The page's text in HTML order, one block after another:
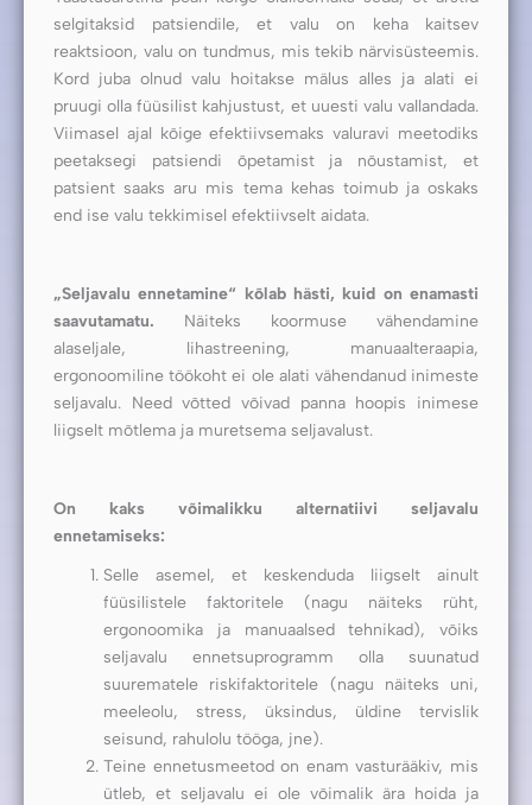
selgitaksid patsiendile, et valu on keha kaitsev
reaktsioon, valu on tundmus, mis tekib närvisüsteemis.
Kord juba olnud valu hoitakse mälus alles ja alati ei
pruugi olla füüsilist kahjustust, et uuesti valu vallandada.
Viimasel ajal kõige efektiivsemaks valuravi meetodiks
peetaksegi patsiendi õpetamist ja nõustamist, et
patsient saaks aru mis tema kehas toimub ja oskaks
end ise valu tekkimisel efektiivselt aidata.
„Seljavalu ennetamine“ kõlab hästi, kuid on enamasti
saavutamatu. Näiteks koormuse vähendamine
alaseljale, lihastreening, manuaalteraapia,
ergonoomiline töökoht ei ole alati vähendanud inimeste
seljavalu. Need võtted võivad panna hoopis inimese
liigselt mõtlema ja muretsema seljavalust.
On kaks võimalikku alternatiivi seljavalu
ennetamiseks:
Selle asemel, et keskenduda liigselt ainult
füüsilistele faktoritele (nagu näiteks rüht,
ergonoomika ja manuaalsed tehnikad), võiks
seljavalu ennetsuprogramm olla suunatud
suurematele riskifaktoritele (nagu näiteks uni,
meeleolu, stress, üksindus, üldine tervislik
seisund, rahulolu tööga, jne).
Teine ennetusmeetod on enam vasturääkiv, mis
ütleb, et seljavalu ei ole võimalik ära hoida ja